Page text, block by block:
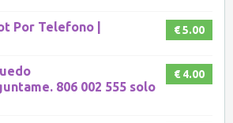
€ 5.00
Por Telefono |
€ 4.00
806 002 555 solo